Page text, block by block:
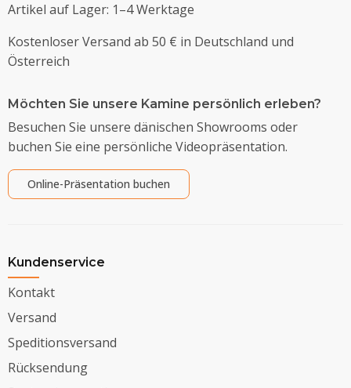
Artikel auf Lager: 1–4 Werktage
Kostenloser Versand ab 50 € in Deutschland und
Österreich
Möchten Sie unsere Kamine persönlich erleben?
Besuchen Sie unsere dänischen Showrooms oder
buchen Sie eine persönliche Videopräsentation.
Online-Präsentation buchen
Kundenservice
Kontakt
Versand
Speditionsversand
Rücksendung